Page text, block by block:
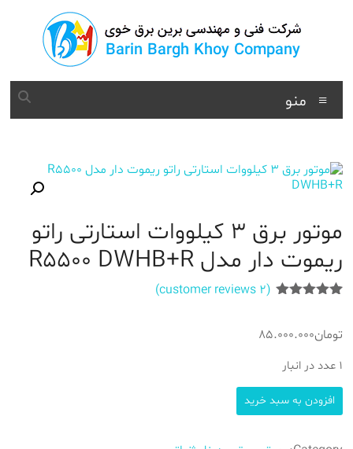
برین
برق
فنی
مهندسی
منو
موتور برق 3 کیلووات استارتی راتو
ریموت دار مدل R5500 DWHB+R
درامتیازدهی
(
2
تومان85.000.000
1 عدد در انبار
موتور
برق
افزودن به سبد خرید